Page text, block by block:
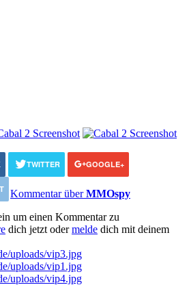
TWITTER GOOGLE+
Kommentar überMMOspy
um einen Kommentar zu
dich jetzt odermelde dich mit deinem